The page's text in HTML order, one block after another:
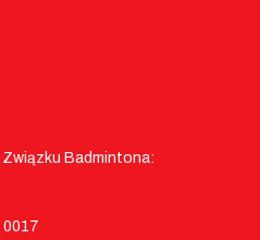
Badmintona:
0017